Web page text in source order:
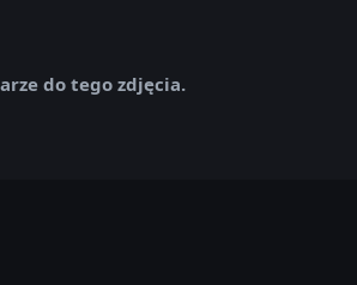
do tego zdjęcia.